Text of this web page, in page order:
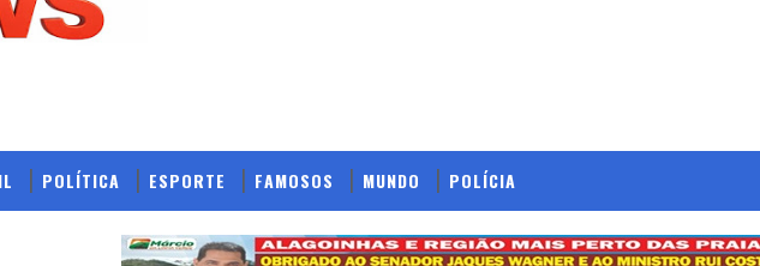
POLÍTICA ESPORTE FAMOSOS MUNDO POLÍCIA